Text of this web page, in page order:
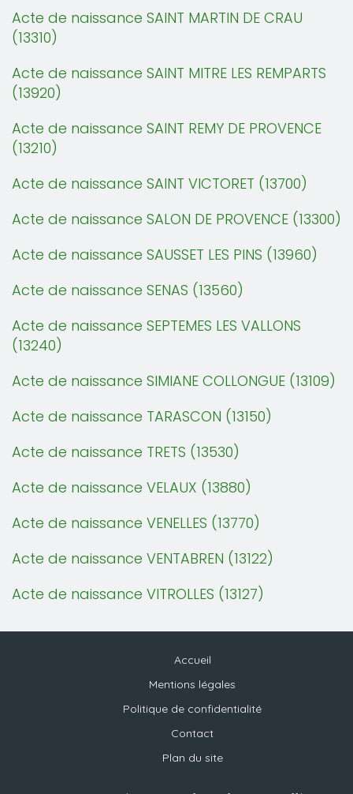
Acte de naissance SAINT MARTIN DE CRAU
(13310)
Acte de naissance SAINT MITRE LES REMPARTS
(13920)
Acte de naissance SAINT REMY DE PROVENCE
(13210)
Acte de naissance SAINT VICTORET (13700)
Acte de naissance SALON DE PROVENCE (13300)
Acte de naissance SAUSSET LES PINS (13960)
Acte de naissance SENAS (13560)
Acte de naissance SEPTEMES LES VALLONS
(13240)
Acte de naissance SIMIANE COLLONGUE (13109)
Acte de naissance TARASCON (13150)
Acte de naissance TRETS (13530)
Acte de naissance VELAUX (13880)
Acte de naissance VENELLES (13770)
Acte de naissance VENTABREN (13122)
Acte de naissance VITROLLES (13127)
Accueil
Mentions légales
Politique de confidentialité
Contact
Plan du site